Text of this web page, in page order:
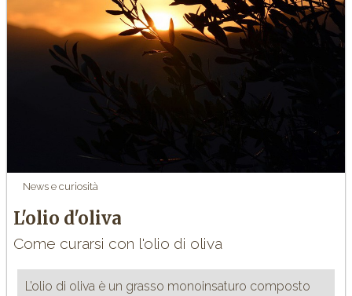
News e curiosità
L'olio d'oliva
Come curarsi con l'olio di oliva
L’olio di oliva è un grasso monoinsaturo composto